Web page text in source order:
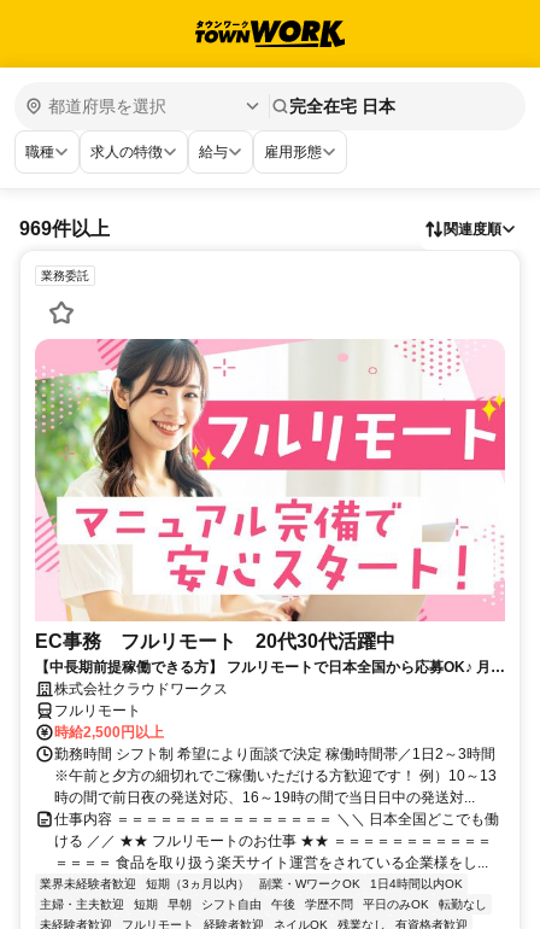
完全在宅 日本
職種 求人の特徴 給与 雇用形態
969件以上 関連度順
業務委託
EC事務 フルリモート 20代30代活躍中
【中長期前提稼働できる方】 フルリモートで日本全国から応募OK♪ 月稼
働30時間で安定収入！
株式会社クラウドワークス
フルリモート
時給2,500円以上
勤務時間 シフト制 希望により面談で決定 稼働時間帯／1日2～3時間
※午前と夕方の細切れでご稼働いただける方歓迎です！ 例）10～13
時の間で前日夜の発送対応、16～19時の間で当日日中の発送対...
仕事内容 ＝＝＝＝＝＝＝＝＝＝＝＝＝＝＝ ＼＼ 日本全国どこでも働
ける ／／ ★★ フルリモートのお仕事 ★★ ＝＝＝＝＝＝＝＝＝＝＝
＝＝＝＝ 食品を取り扱う楽天サイト運営をされている企業様をし...
業界未経験者歓迎 短期（3ヵ月以内） 副業・WワークOK
1日4時間以内OK
主婦・主夫歓迎
短期 早朝 シフト自由 午後 学歴不問 平日のみOK
転勤なし
未経験者歓迎
フルリモート 経験者歓迎 ネイルOK 残業なし
有資格者歓迎